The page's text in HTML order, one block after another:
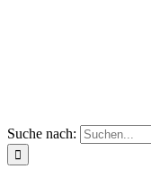
Suche nach: